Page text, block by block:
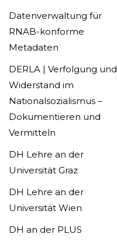
Datenverwaltung für
RNAB-konforme
Metadaten
DERLA | Verfolgung und
Widerstand im
Nationalsozialismus –
Dokumentieren und
Vermitteln
DH Lehre an der
Universität Graz
DH Lehre an der
Universität Wien
DH an der PLUS